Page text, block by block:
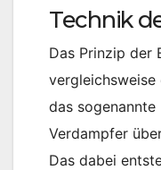
Technik
Das Prinzip der
vergleichsweise
das
Verdampfer
Das dabei